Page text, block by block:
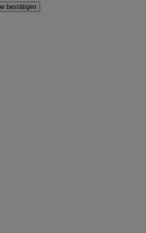
bestätigen